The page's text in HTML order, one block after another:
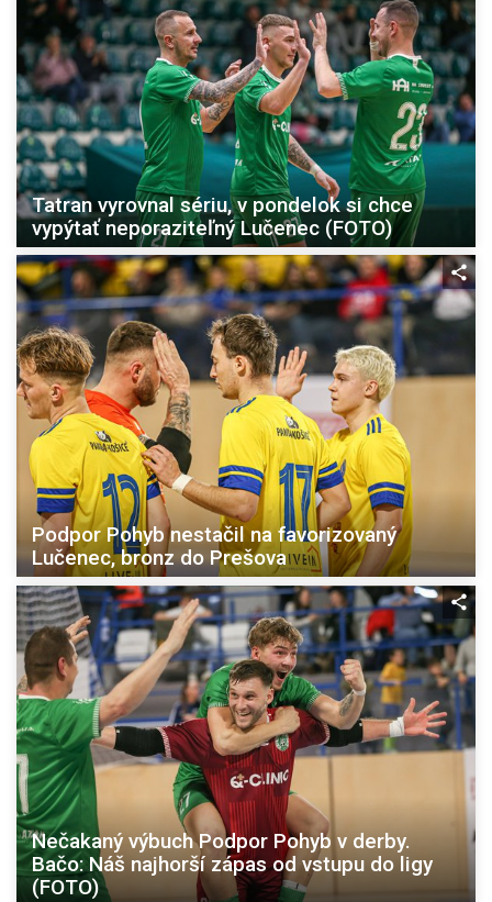
Tatran vyrovnal sériu, v pondelok si chce
vypýtať neporaziteľný Lučenec (FOTO)
Podpor Pohyb nestačil na favorizovaný
Lučenec, bronz do Prešova
Nečakaný výbuch Podpor Pohyb v derby.
Bačo: Náš najhorší zápas od vstupu do ligy
(FOTO)